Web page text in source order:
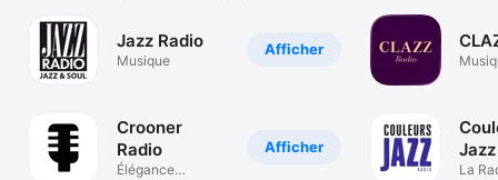
Afficher
Jazz Radio
Musique
Afficher
Crooner
Radio
Élégance
La